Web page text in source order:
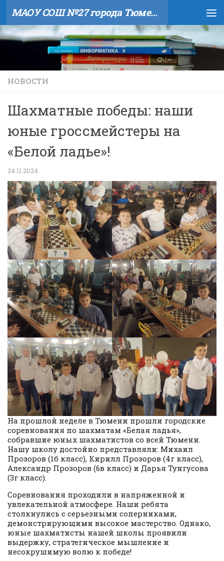
Skip to content МАОУ СОШ №27 города Тюмени
НОВОСТИ
Шахматные победы: наши
юные гроссмейстеры на
«Белой ладье»!
24.11.2024
На прошлой неделе в Тюмени прошли городские
соревнования по шахматам «Белая ладья»,
собравшие юных шахматистов со всей Тюмени.
Нашу школу достойно представляли: Михаил
Прозоров (1б класс), Кирилл Прозоров (4г класс),
Александр Прозоров (6в класс) и Дарья Тунгусова
(3г класс).
Соревнования проходили в напряженной и
увлекательной атмосфере. Наши ребята
столкнулись с серьезными соперниками,
демонстрирующими высокое мастерство. Однако,
юные шахматисты нашей школы проявили
выдержку, стратегическое мышление и
несокрушимую волю к победе!